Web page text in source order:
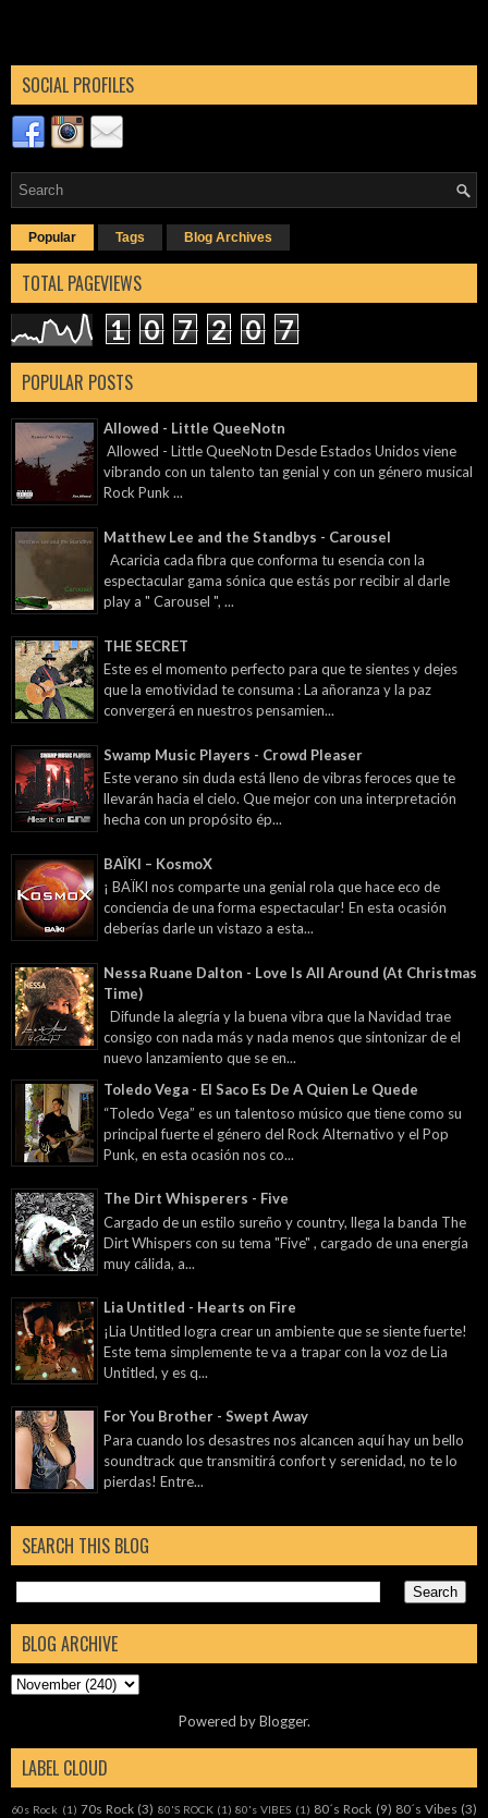
SOCIAL PROFILES
Popular Tags Blog Archives
TOTAL PAGEVIEWS
1 0 7 2 0 7
POPULAR POSTS
Allowed - Little QueeNotn
Allowed - Little QueeNotn Desde Estados Unidos viene
vibrando con un talento tan genial y con un género musical
Rock Punk ...
Matthew Lee and the Standbys - Carousel
Acaricia cada fibra que conforma tu esencia con la
espectacular gama sónica que estás por recibir al darle
play a " Carousel ", ...
THE SECRET
Este es el momento perfecto para que te sientes y dejes
que la emotividad te consuma : La añoranza y la paz
convergerá en nuestros pensamien...
Swamp Music Players - Crowd Pleaser
Este verano sin duda está lleno de vibras feroces que te
llevarán hacia el cielo. Que mejor con una interpretación
hecha con un propósito ép...
BAÏKI – KosmoX
¡ BAÏKI nos comparte una genial rola que hace eco de
conciencia de una forma espectacular! En esta ocasión
deberías darle un vistazo a esta...
Nessa Ruane Dalton - Love Is All Around (At Christmas
Time)
Difunde la alegría y la buena vibra que la Navidad trae
consigo con nada más y nada menos que sintonizar de el
nuevo lanzamiento que se en...
Toledo Vega - El Saco Es De A Quien Le Quede
“Toledo Vega” es un talentoso músico que tiene como su
principal fuerte el género del Rock Alternativo y el Pop
Punk, en esta ocasión nos co...
The Dirt Whisperers - Five
Cargado de un estilo sureño y country, llega la banda The
Dirt Whispers con su tema "Five" , cargado de una energía
muy cálida, a...
Lia Untitled - Hearts on Fire
¡Lia Untitled logra crear un ambiente que se siente fuerte!
Este tema simplemente te va a trapar con la voz de Lia
Untitled, y es q...
For You Brother - Swept Away
Para cuando los desastres nos alcancen aquí hay un bello
soundtrack que transmitirá confort y serenidad, no te lo
pierdas! Entre...
SEARCH THIS BLOG
BLOG ARCHIVE
Powered byBlogger.
LABEL CLOUD
60s Rock (1) 70s Rock (3) 80'S ROCK (1) 80's VIBES (1) 80´s Rock (9) 80´s Vibes (3)